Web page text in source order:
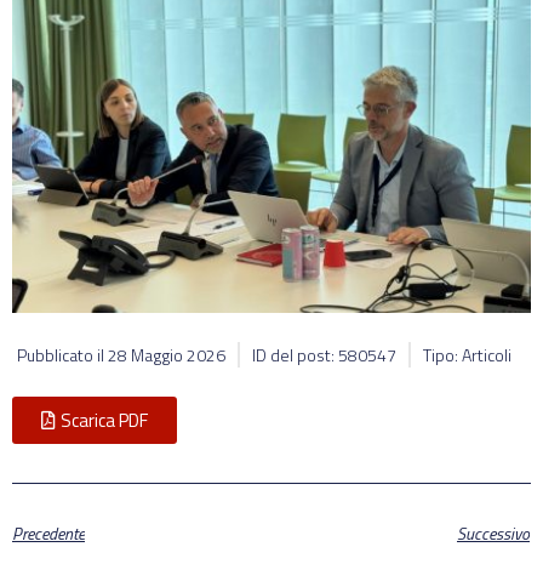
Pubblicato il28 Maggio 2026 ID del post: 580547 Tipo: Articoli
Scarica PDF
Precedente Successivo